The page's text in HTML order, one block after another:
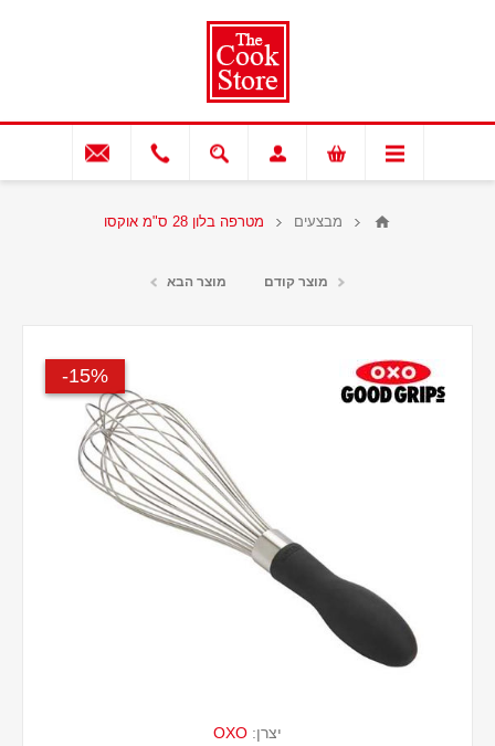
מבצעים מטרפה בלון 28 ס"מ אוקסו
מוצר קודם מוצר הבא
15%-
יצרן: OXO